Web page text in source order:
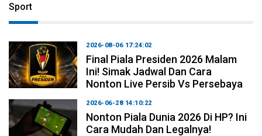
Sport
2026-08-06 17:24:02
Final Piala Presiden 2026 Malam
Ini! Simak Jadwal Dan Cara
Nonton Live Persib Vs Persebaya
2026-06-28 14:10:22
Nonton Piala Dunia 2026 Di HP? Ini
Cara Mudah Dan Legalnya!